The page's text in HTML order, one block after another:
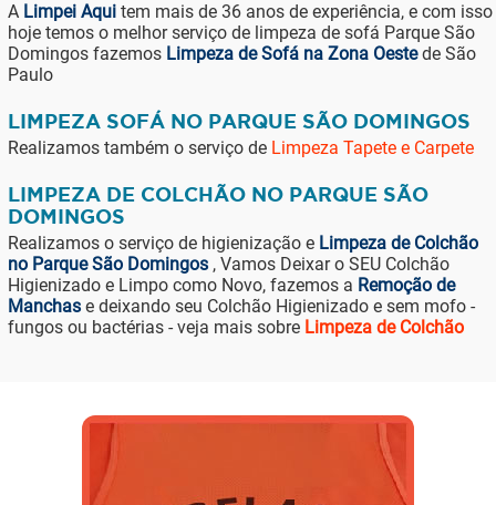
A Limpei Aquitem mais de 36 anos de experiência, e com isso
hoje temos o melhor serviço de limpeza de sofá Parque São
Domingos fazemos Limpeza de Sofá na Zona Oestede São
Paulo
LIMPEZA SOFÁ NO PARQUE SÃO DOMINGOS
Realizamos também o serviço de Limpeza Tapete e Carpete
LIMPEZA DE COLCHÃO NO PARQUE SÃO
DOMINGOS
Realizamos o serviço de higienização e Limpeza de Colchão
no Parque São Domingos, Vamos Deixar o SEU Colchão
Higienizado e Limpo como Novo, fazemos a Remoção de
Manchase deixando seu Colchão Higienizado e sem mofo -
fungos ou bactérias - veja mais sobre Limpeza de Colchão